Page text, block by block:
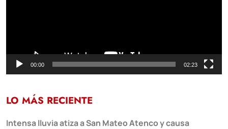
00:00 02:23
LO MÁS RECIENTE
Intensa lluvia atiza a San Mateo Atenco y causa